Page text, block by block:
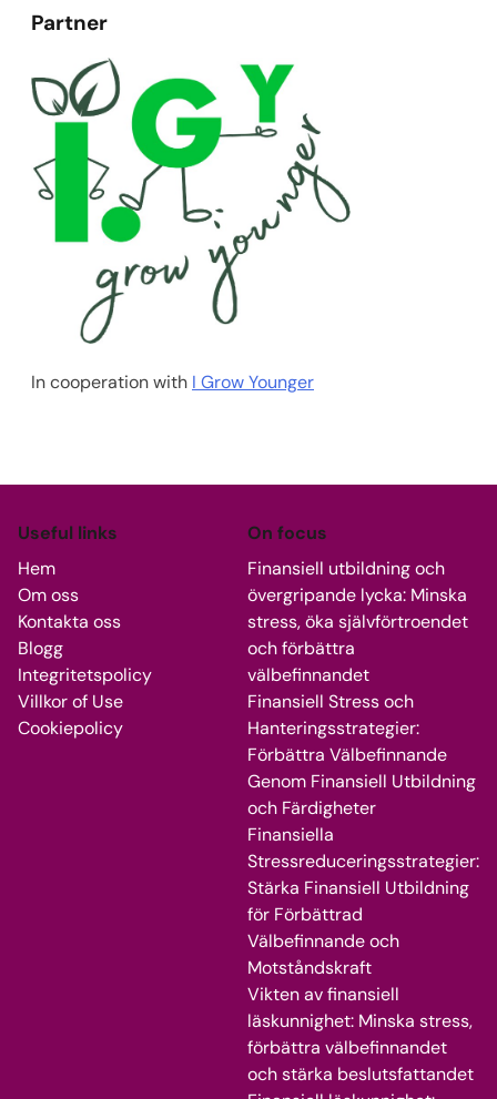
Partner
In cooperation with I Grow Younger
Useful links
Hem
Om oss
Kontakta oss
Blogg
Integritetspolicy
Villkor of Use
Cookiepolicy
On focus
Finansiell utbildning och
övergripande lycka: Minska
stress, öka självförtroendet
och förbättra
välbefinnandet
Finansiell Stress och
Hanteringsstrategier:
Förbättra Välbefinnande
Genom Finansiell Utbildning
och Färdigheter
Finansiella
Stressreduceringsstrategier:
Stärka Finansiell Utbildning
för Förbättrad
Välbefinnande och
Motståndskraft
Vikten av finansiell
läskunnighet: Minska stress,
förbättra välbefinnandet
och stärka beslutsfattandet